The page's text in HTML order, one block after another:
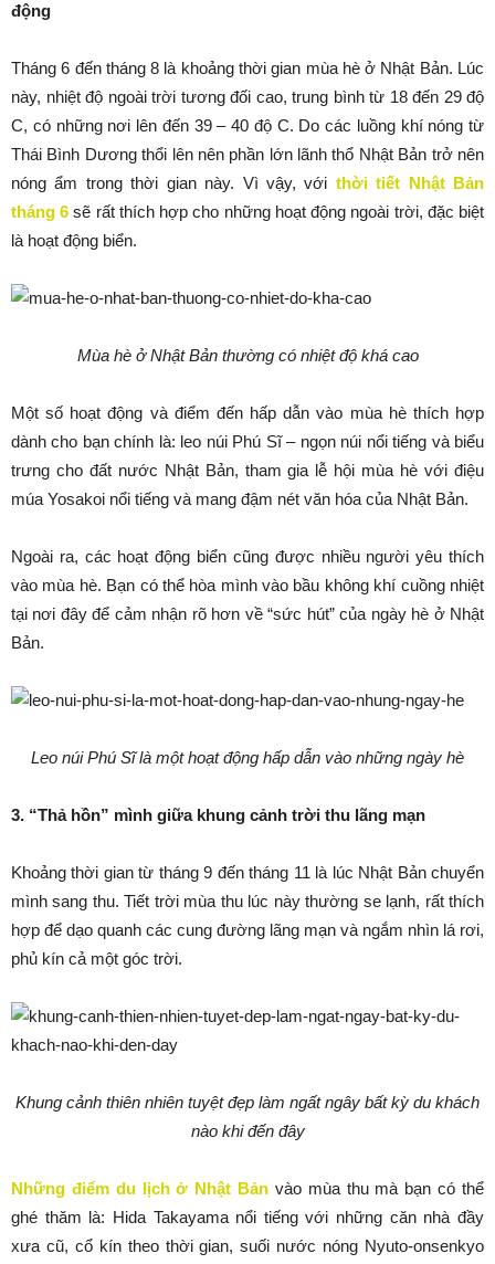
động
Tháng 6 đến tháng 8 là khoảng thời gian mùa hè ở Nhật Bản. Lúc
này, nhiệt độ ngoài trời tương đối cao, trung bình từ 18 đến 29 độ
C, có những nơi lên đến 39 – 40 độ C. Do các luồng khí nóng từ
Thái Bình Dương thổi lên nên phần lớn lãnh thổ Nhật Bản trở nên
nóng ẩm trong thời gian này. Vì vậy, với thời tiết Nhật Bản
tháng 6 sẽ rất thích hợp cho những hoạt động ngoài trời, đặc biệt
là hoạt động biển.
Mùa hè ở Nhật Bản thường có nhiệt độ khá cao
Một số hoạt động và điểm đến hấp dẫn vào mùa hè thích hợp
dành cho bạn chính là: leo núi Phú Sĩ – ngọn núi nổi tiếng và biểu
trưng cho đất nước Nhật Bản, tham gia lễ hội mùa hè với điệu
múa Yosakoi nổi tiếng và mang đậm nét văn hóa của Nhật Bản.
Ngoài ra, các hoạt động biển cũng được nhiều người yêu thích
vào mùa hè. Bạn có thể hòa mình vào bầu không khí cuồng nhiệt
tại nơi đây để cảm nhận rõ hơn về “sức hút” của ngày hè ở Nhật
Bản.
Leo núi Phú Sĩ là một hoạt động hấp dẫn vào những ngày hè
3. “Thả hồn” mình giữa khung cảnh trời thu lãng mạn
Khoảng thời gian từ tháng 9 đến tháng 11 là lúc Nhật Bản chuyển
mình sang thu. Tiết trời mùa thu lúc này thường se lạnh, rất thích
hợp để dạo quanh các cung đường lãng mạn và ngắm nhìn lá rơi,
phủ kín cả một góc trời.
Khung cảnh thiên nhiên tuyệt đẹp làm ngất ngây bất kỳ du khách
nào khi đến đây
Những điểm du lịch ở Nhật Bản vào mùa thu mà bạn có thể
ghé thăm là: Hida Takayama nổi tiếng với những căn nhà đầy
xưa cũ, cổ kín theo thời gian, suối nước nóng Nyuto-onsenkyo